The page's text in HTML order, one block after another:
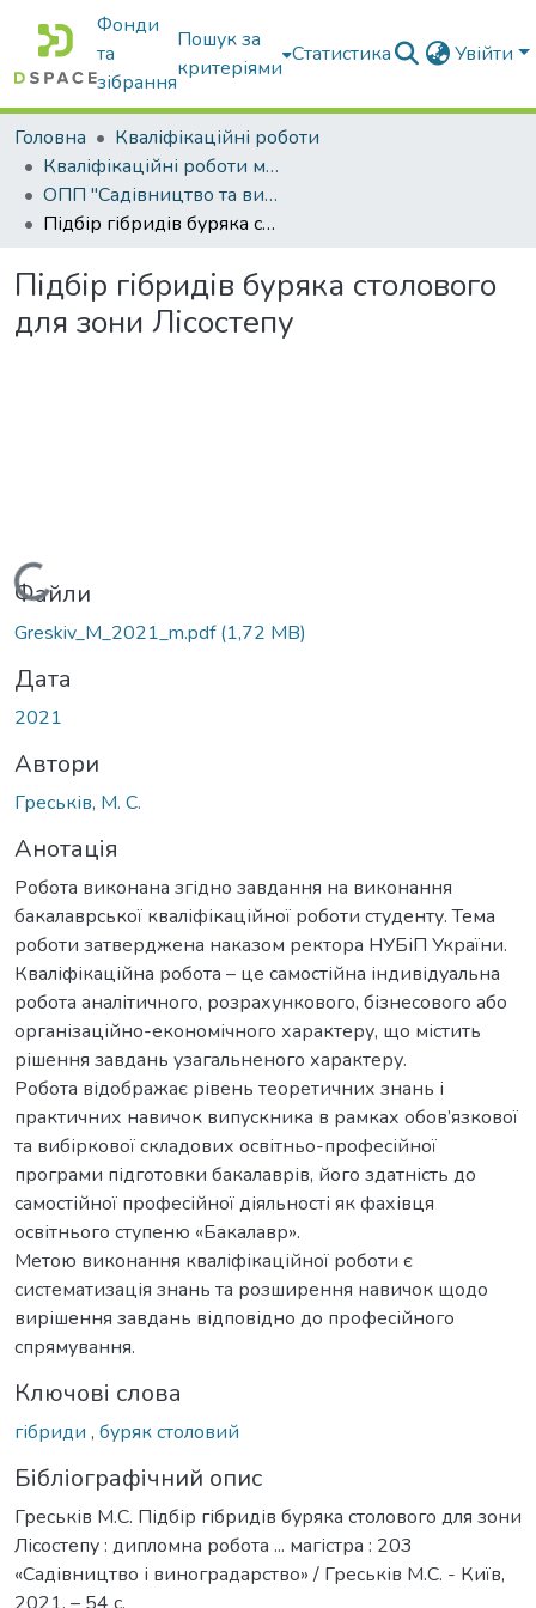
Фонди
та
зібрання
Пошук за
критеріями
Статистика Увійти
Головна
Кваліфікаційні роботи
Кваліфікаційні роботи магістрів
ОПП "Садівництво та виноградарство"
Підбір гібридів буряка столового для зони Лісостепу
Підбір гібридів буряка столового
для зони Лісостепу
Вантажиться...
Файли
Greskiv_M_2021_m.pdf(1,72 MB)
Дата
2021
Автори
Греськів, М. С.
Анотація
Робота виконана згідно завдання на виконання
бакалаврської кваліфікаційної роботи студенту. Тема
роботи затверджена наказом ректора НУБіП України.
Кваліфікаційна робота – це самостійна індивідуальна
робота аналітичного, розрахункового, бізнесового або
організаційно-економічного характеру, що містить
рішення завдань узагальненого характеру.
Робота відображає рівень теоретичних знань і
практичних навичок випускника в рамках обов’язкової
та вибіркової складових освітньо-професійної
програми підготовки бакалаврів, його здатність до
самостійної професійної діяльності як фахівця
освітнього ступеню «Бакалавр».
Метою виконання кваліфікаційної роботи є
систематизація знань та розширення навичок щодо
вирішення завдань відповідно до професійного
спрямування.
Ключові слова
гібриди , буряк столовий
Бібліографічний опис
Греськів М.С. Підбір гібридів буряка столового для зони
Лісостепу : дипломна робота ... магістра : 203
«Садівництво і виноградарство» / Греськів М.С. - Київ,